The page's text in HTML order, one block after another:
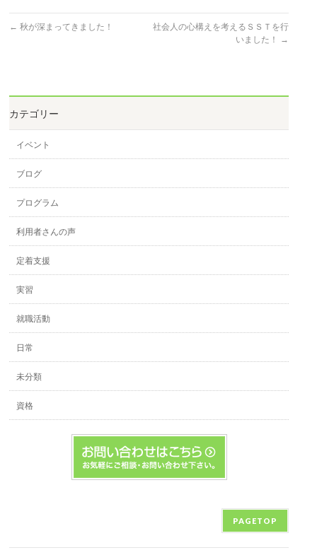
← 秋が深まってきました！
社会人の心構えを考えるＳＳＴを行
いました！
→
カテゴリー
イベント
ブログ
プログラム
利用者さんの声
定着支援
実習
就職活動
日常
未分類
資格
PAGETOP